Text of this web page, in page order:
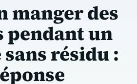
manger des
pendant un
résidu :